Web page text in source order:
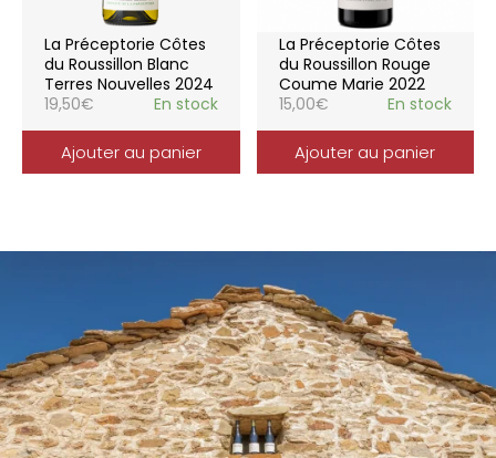
La Préceptorie Côtes
du Roussillon Blanc
Terres Nouvelles 2024
19,50€ En stock
Ajouter au panier
La Préceptorie Côtes
du Roussillon Rouge
Coume Marie 2022
15,00€ En stock
Ajouter au panier